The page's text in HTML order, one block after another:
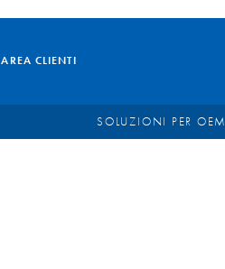
AREA CLIENTI
SOLUZIONI PER OEM